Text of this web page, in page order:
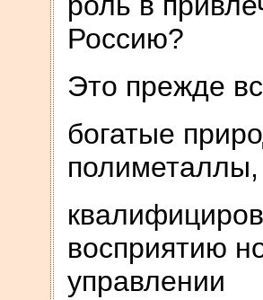
Россию?
Это прежде
богатые
восприятию
управлении